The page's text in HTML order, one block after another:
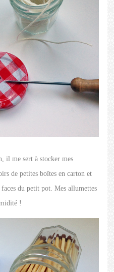
il me sert à stocker mes
de petites boîtes en carton et
du petit pot. Mes allumettes
!